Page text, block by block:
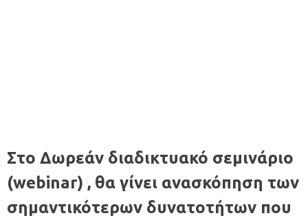
Στο Δωρεάν διαδικτυακό σεμινάριο
(webinar) , θα γίνει ανασκόπηση των
σημαντικότερων δυνατοτήτων που